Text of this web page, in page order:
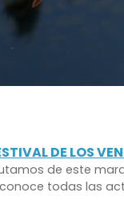
DE LOS
de este
todas las